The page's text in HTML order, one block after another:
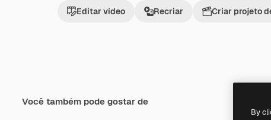
Editar vídeo Recriar Criar projeto
Você também pode gostar de
By